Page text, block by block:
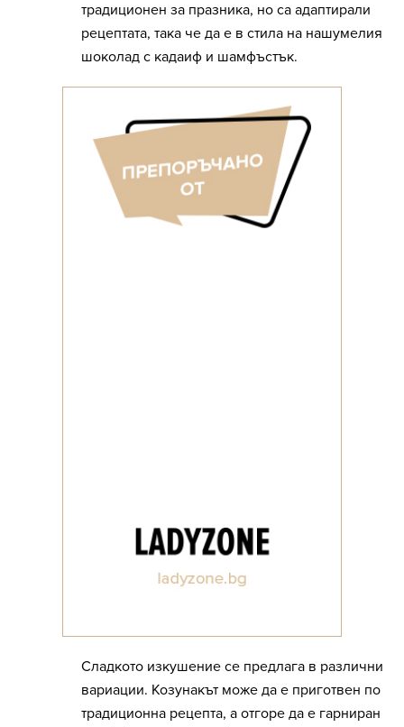
традиционен за празника, но са адаптирали
рецептата, така че да е в стила на нашумелия
шоколад с кадаиф и шамфъстък.
Сладкото изкушение се предлага в различни
вариации. Козунакът може да е приготвен по
традиционна рецепта, а отгоре да е гарниран